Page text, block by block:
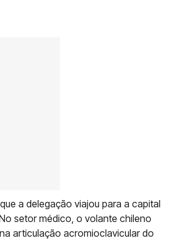
a delegação viajou para a capital
setor médico, o volante chileno
na articulação acromioclavicular do